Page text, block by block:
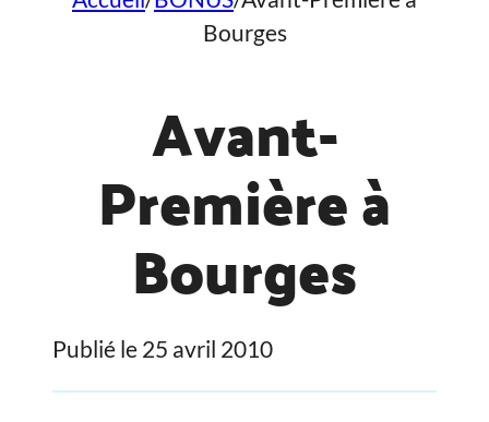
Bourges
Avant-
Première à
Bourges
Publié le 25 avril 2010